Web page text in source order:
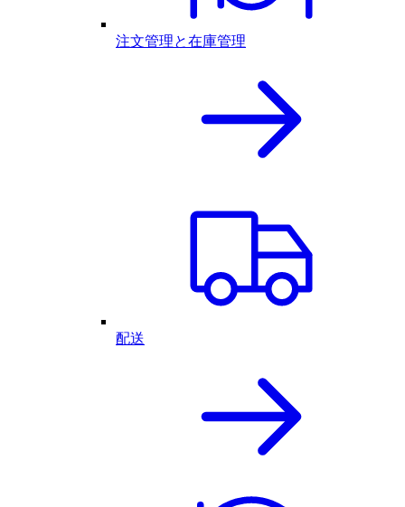
注文管理と在庫管理
配送